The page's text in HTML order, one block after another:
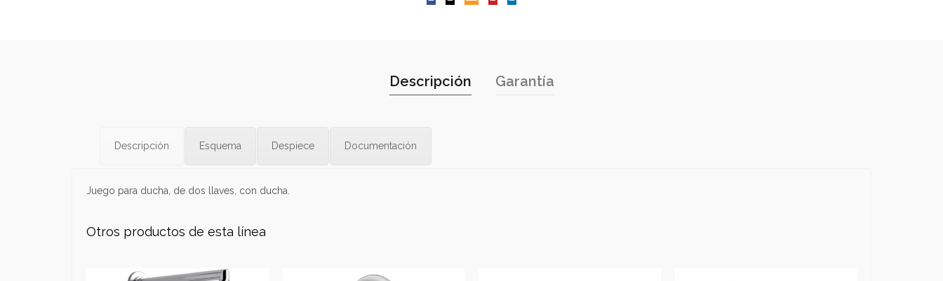
Descripción Garantía
Descripción Esquema Despiece Documentación
Juego para ducha, de dos llaves, con ducha.
Otros productos de esta línea